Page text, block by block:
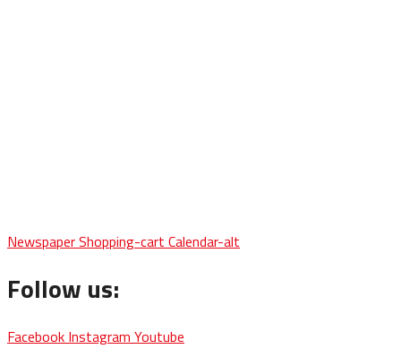
NewspaperShopping-cart Calendar-alt
Follow us:
Facebook Instagram Youtube